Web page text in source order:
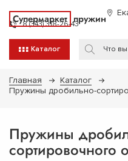
Супермаркет пружин
8 (343) 318-26-43
Каталог
Главная
Каталог
Пружины дробильно-
Пружины
сортировочного